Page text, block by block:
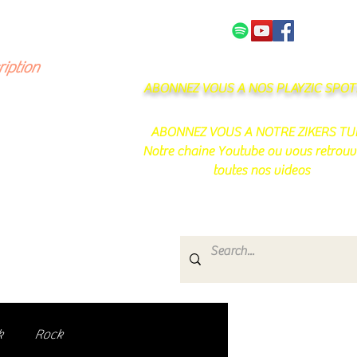
ABONNEZ VOUS A NOS PLAYZIC
ABONNEZ VOUS A NOTRE ZIKERS
Notre chaine Youtube ou vous
toutes nos videos
de passionnés !
Rock